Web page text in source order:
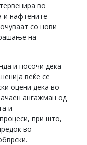
во
и нафтените
со нови
на
и посочи дека
веќе се
оцени дека во
ангажман од
и
при што,
во